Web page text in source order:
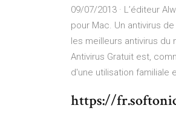
09/07/2013 · L’éditeur
pour Mac. Un antivirus
les meilleurs antivirus du
Antivirus Gratuit est,
d'une utilisation familiale
https://